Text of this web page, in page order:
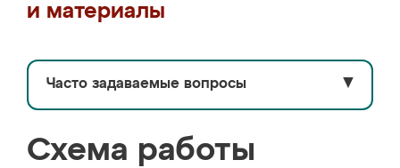
и материалы
Часто задаваемые вопросы ▼
Схема работы